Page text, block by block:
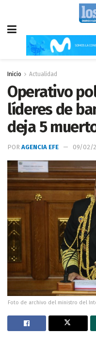
Inicio Actualidad
Operativo
líderes de
deja 5
POR AGENCIA EFE 09/02/
Foto de archivo del ministro del